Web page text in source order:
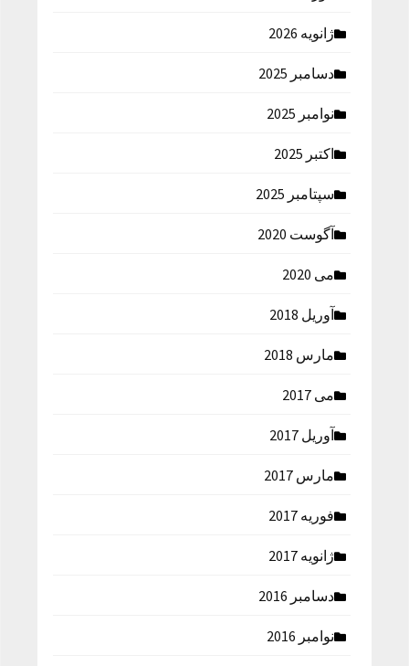
ژانویه 2026
دسامبر 2025
نوامبر 2025
اکتبر 2025
سپتامبر 2025
آگوست 2020
می 2020
آوریل 2018
مارس 2018
می 2017
آوریل 2017
مارس 2017
فوریه 2017
ژانویه 2017
دسامبر 2016
نوامبر 2016